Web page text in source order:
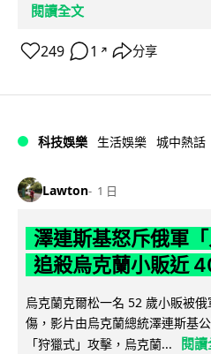
閱讀全文
249 1 ↗ 分享
科技娛樂 生活娛樂 城中熱話
Lawton 1 日
澤連斯基怒斥俄軍
追殺烏克蘭小販近
烏克蘭克爾松一名 52 歲小販被
傷，影片由烏克蘭總統澤連斯基
「狩獵式」攻擊，烏克蘭...
閱